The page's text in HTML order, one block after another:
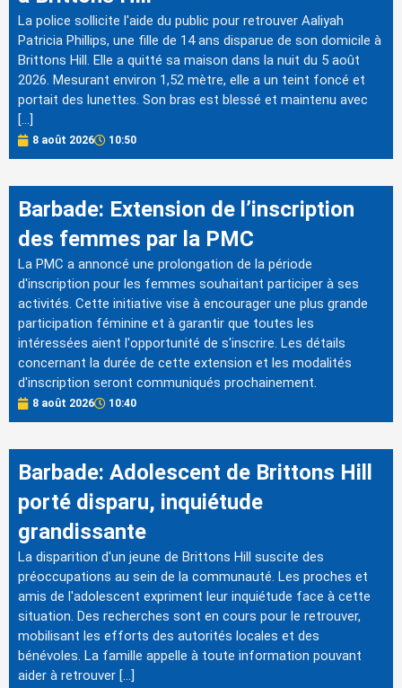
La police sollicite l'aide du public pour retrouver Aaliyah
Patricia Phillips, une fille de 14 ans disparue de son domicile à
Brittons Hill. Elle a quitté sa maison dans la nuit du 5 août
2026. Mesurant environ 1,52 mètre, elle a un teint foncé et
portait des lunettes. Son bras est blessé et maintenu avec
[…]
8 août 2026 10:50
Barbade: Extension de l’inscription
des femmes par la PMC
La PMC a annoncé une prolongation de la période
d'inscription pour les femmes souhaitant participer à ses
activités. Cette initiative vise à encourager une plus grande
participation féminine et à garantir que toutes les
intéressées aient l'opportunité de s'inscrire. Les détails
concernant la durée de cette extension et les modalités
d'inscription seront communiqués prochainement.
8 août 2026 10:40
Barbade: Adolescent de Brittons Hill
porté disparu, inquiétude
grandissante
La disparition d'un jeune de Brittons Hill suscite des
préoccupations au sein de la communauté. Les proches et
amis de l'adolescent expriment leur inquiétude face à cette
situation. Des recherches sont en cours pour le retrouver,
mobilisant les efforts des autorités locales et des
bénévoles. La famille appelle à toute information pouvant
aider à retrouver […]